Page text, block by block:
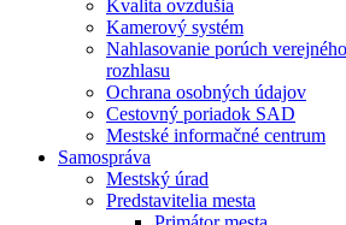
Kvalita ovzdušia
Kamerový systém
Nahlasovanie porúch
rozhlasu
Ochrana osobných údajov
Cestovný poriadok SAD
Mestské informačné centrum
Samospráva
Mestský úrad
Predstavitelia mesta